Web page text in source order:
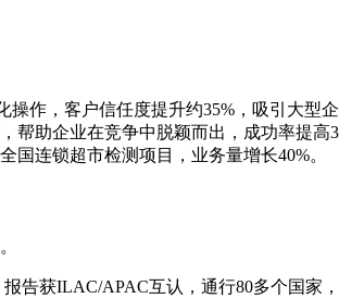
操作，客户信任度提升约35%，吸引大型
帮助企业在竞争中脱颖而出，成功率提高
国连锁超市检测项目，业务量增长40%。
告获ILAC/APAC互认，通行80多个国家